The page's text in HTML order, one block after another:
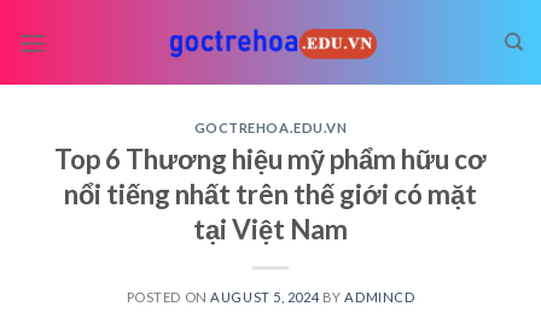
GOCTREHOA.EDU.VN
Top 6 Thương hiệu mỹ phẩm hữu cơ
nổi tiếng nhất trên thế giới có mặt
tại Việt Nam
POSTED ON AUGUST 5, 2024 BY ADMINCD